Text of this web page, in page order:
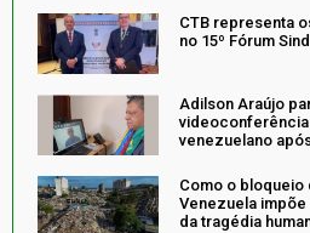
CTB representa
no 15º Fórum
Adilson Araújo
venezuelano
Como o bloqueio
Venezuela
da tragédia